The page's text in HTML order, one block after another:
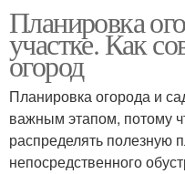
Планировка
участке. Как
огород
Планировка огорода и
важным этапом, потому
распределять полезную
непосредственного